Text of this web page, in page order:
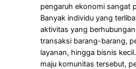
pengaruh ekonomi sangat
Banyak individu yang
aktivitas yang
transaksi barang-barang,
layanan, hingga bisnis
maju komunitas tersebut,